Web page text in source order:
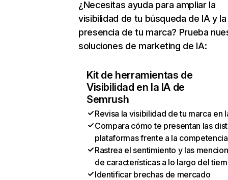
¿Necesitas ayuda para ampliar la
visibilidad de tu búsqueda de IA y la
presencia de tu marca? Prueba
soluciones de marketing de IA:
Kit de herramientas de
Visibilidad en la IA de
Semrush
Revisa la visibilidad de tu marca en
Compara cómo te presentan las
plataformas frente a la competencia
Rastrea el sentimiento y las
de características a lo largo del
Identificar brechas de mercado